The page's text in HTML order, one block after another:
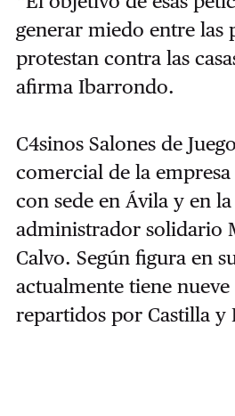
generar miedo entre las
protestan contra las
afirma Ibarrondo.
C4sinos Salones de
comercial de la
con sede en Ávila y en
administrador solidario
Calvo. Según figura en
actualmente tiene nueve
repartidos por Castilla y